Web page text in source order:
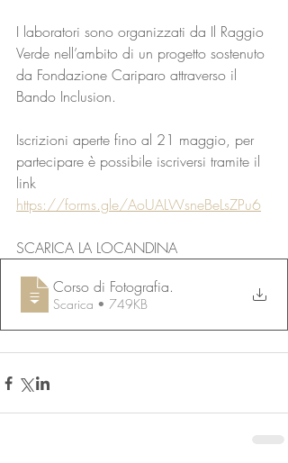
I laboratori sono organizzati da Il Raggio
Verde nell’ambito di un progetto sostenuto
da Fondazione Cariparo attraverso il
Bando Inclusion.
Iscrizioni aperte fino al 21 maggio, per
partecipare è possibile iscriversi tramite il
link
https://forms.gle/AoUALWsneBeLsZPu6
SCARICA LA LOCANDINA
Corso di Fotografia.
Scarica • 749KB